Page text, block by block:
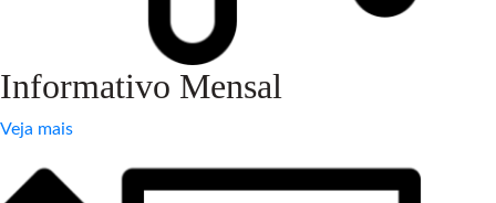
Informativo Mensal
Veja mais